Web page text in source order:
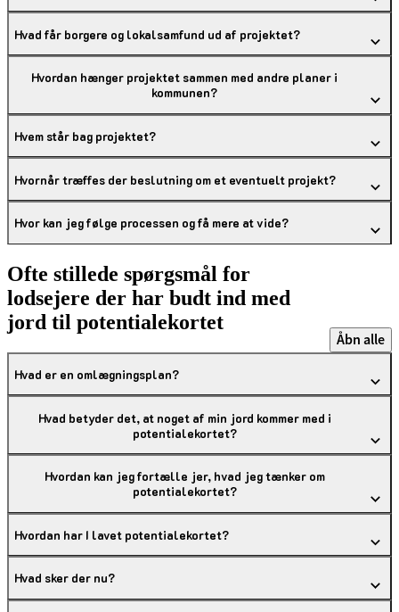
Hvad får borgere og lokalsamfund ud af projektet?
Hvordan hænger projektet sammen med andre planer i
kommunen?
Hvem står bag projektet?
Hvornår træffes der beslutning om et eventuelt projekt?
Hvor kan jeg følge processen og få mere at vide?
Ofte stillede spørgsmål for
lodsejere der har budt ind med
jord til potentialekortet
Åbn alle
Hvad er en omlægningsplan?
Hvad betyder det, at noget af min jord kommer med i
potentialekortet?
Hvordan kan jeg fortælle jer, hvad jeg tænker om
potentialekortet?
Hvordan har I lavet potentialekortet?
Hvad sker der nu?